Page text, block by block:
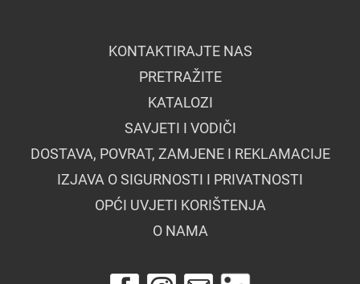
KONTAKTIRAJTE NAS
PRETRAŽITE
KATALOZI
SAVJETI I VODIČI
DOSTAVA, POVRAT, ZAMJENE I REKLAMACIJE
IZJAVA O SIGURNOSTI I PRIVATNOSTI
OPĆI UVJETI KORIŠTENJA
O NAMA